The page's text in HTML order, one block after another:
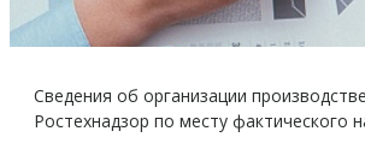
Сведения об организации
Ростехнадзор по месту фактического